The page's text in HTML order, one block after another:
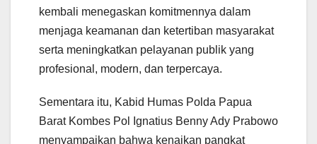
kembali menegaskan komitmennya dalam
menjaga keamanan dan ketertiban masyarakat
serta meningkatkan pelayanan publik yang
profesional, modern, dan terpercaya.
Sementara itu, Kabid Humas Polda Papua
Barat Kombes Pol Ignatius Benny Ady Prabowo
menyampaikan bahwa kenaikan pangkat